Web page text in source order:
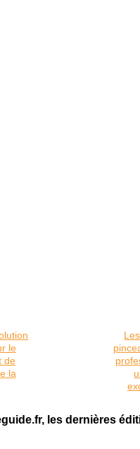
le
de
la
les dernières